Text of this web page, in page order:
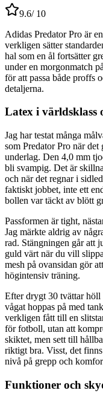
9.6/ 10
Adidas Predator Pro är
verkligen sätter
hal som en ål fortsätter
under en morgonmatch
för att passa både proffs
detaljerna.
Latex i världsklass
Jag har testat många
som Predator Pro när
underlag. Den 4,0 mm
bli svampig. Det är
och när det regnar i
faktiskt jobbet, inte ett
bollen var täckt av blött
Passformen är tight,
Jag märkte aldrig av
rad. Stängningen går att
guld värt när du vill
mesh på ovansidan gör
högintensiv träning.
Efter drygt 30 tvättar
vågat hoppas på med
verkligen fått till en
för fotboll, utan att
skiktet, men sett till
riktigt bra. Visst, det
nivå på grepp och
Funktioner och